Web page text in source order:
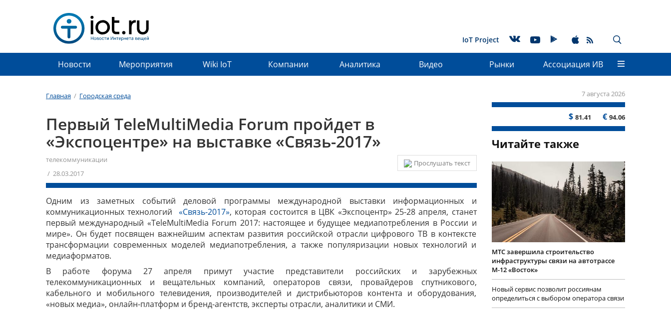
IoT Project
Новости Мероприятия Wiki IoT Компании Аналитика Видео Рынки Ассоциация ИВ
Главная / Городская среда 7 августа 2026
$ 81.41 € 94.06
Первый TeleMultiMedia Forum пройдет в
«Экспоцентре» на выставке «Связь-2017»
Прослушать текст
телекоммуникации
/ 28.03.2017
Одним из заметных событий деловой программы международной выставки информационных и
коммуникационных технологий «Связь-2017», которая состоится в ЦВК «Экспоцентр» 25-28 апреля, станет
первый международный «TeleMultiMedia Forum 2017: настоящее и будущее медиапотребления в России и
мире». Он будет посвящен важнейшим аспектам развития российской отрасли цифрового ТВ в контексте
трансформации современных моделей медиапотребления, а также популяризации новых технологий и
медиаформатов.
В работе форума 27 апреля примут участие представители российских и зарубежных
телекоммуникационных и вещательных компаний, операторов связи, провайдеров спутникового,
кабельного и мобильного телевидения, производителей и дистрибьюторов контента и оборудования,
«новых медиа», онлайн-платформ и бренд-агентств, эксперты отрасли, аналитики и СМИ.
Читайте также
МТС завершила строительство
инфраструктуры связи на автотрассе
М-12 «Восток»
Новый сервис позволит россиянам
определиться с выбором оператора связи